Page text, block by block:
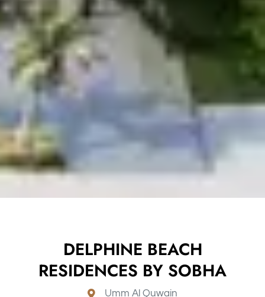
DELPHINE BEACH
RESIDENCES BY SOBHA
Umm Al Quwain